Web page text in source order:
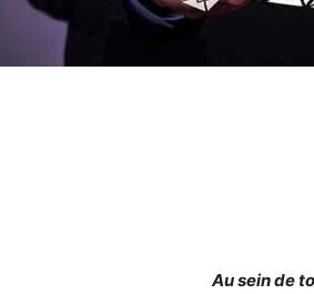
Au sein de